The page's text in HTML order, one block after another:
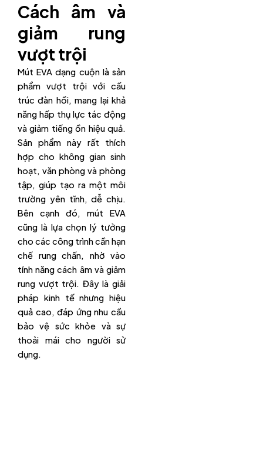
Cách âm và
giảm rung
vượt trội
Mút EVA dạng cuộn là sản
phẩm vượt trội với cấu
trúc đàn hồi, mang lại khả
năng hấp thụ lực tác động
và giảm tiếng ồn hiệu quả.
Sản phẩm này rất thích
hợp cho không gian sinh
hoạt, văn phòng và phòng
tập, giúp tạo ra một môi
trường yên tĩnh, dễ chịu.
Bên cạnh đó, mút EVA
cũng là lựa chọn lý tưởng
cho các công trình cần hạn
chế rung chấn, nhờ vào
tính năng cách âm và giảm
rung vượt trội. Đây là giải
pháp kinh tế nhưng hiệu
quả cao, đáp ứng nhu cầu
bảo vệ sức khỏe và sự
thoải mái cho người sử
dụng.